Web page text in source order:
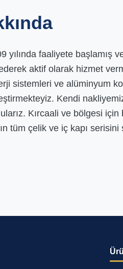
yılında faaliyete başlamış
aktif olarak hizmet
sistemleri ve alüminyum
Kendi
Kırcaali ve bölgesi
tüm çelik ve iç kapı serisini